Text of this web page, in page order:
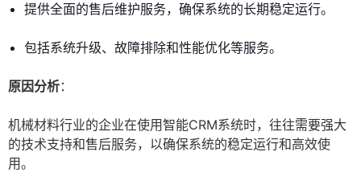
提供全面的售后维护服务，确保系统的长期稳定运行。
包括系统升级、故障排除和性能优化等服务。
原因分析：
机械材料行业的企业在使用智能CRM系统时，往往需要强大
的技术支持和售后服务，以确保系统的稳定运行和高效使
用。